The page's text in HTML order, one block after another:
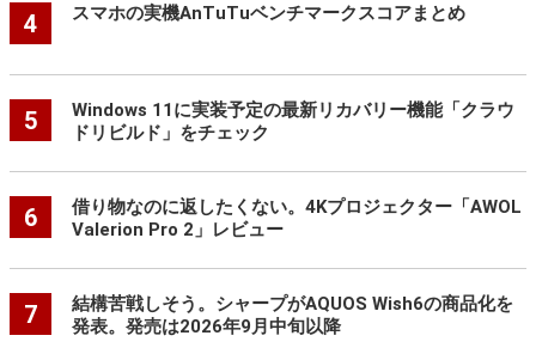
4 スマホの実機AnTuTuベンチマークスコアまとめ
5
Windows 11に実装予定の最新リカバリー機能「クラウ
ドリビルド」をチェック
6
借り物なのに返したくない。4Kプロジェクター「AWOL
Valerion Pro 2」レビュー
7
結構苦戦しそう。シャープがAQUOS Wish6の商品化を
発表。発売は2026年9月中旬以降